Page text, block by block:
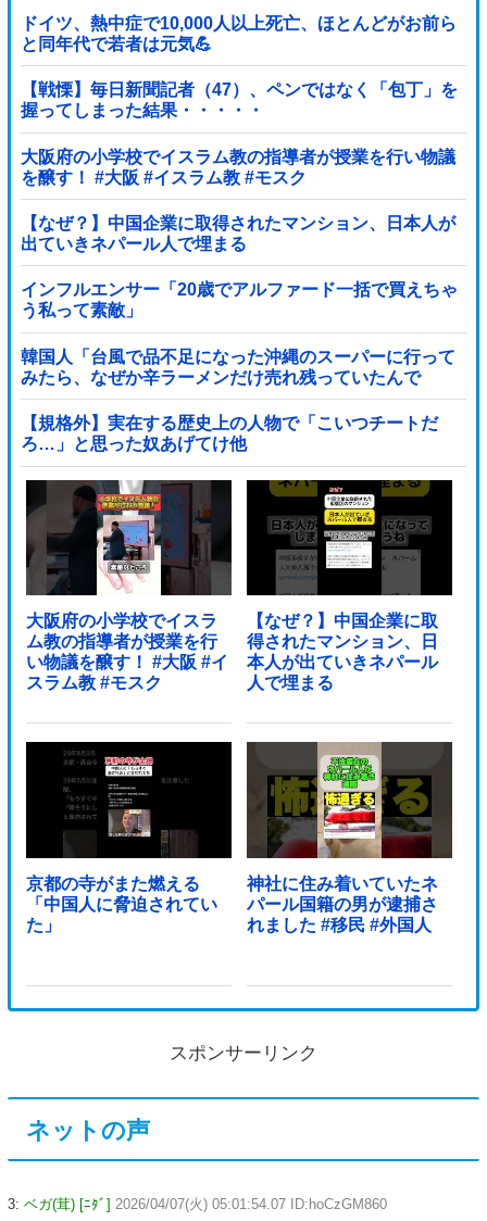
裏目に出すぎて惨事
ドイツ、熱中症で10,000人以上死亡、ほとんどがお前ら
と同年代で若者は元気💪
【戦慄】毎日新聞記者（47）、ペンではなく「包丁」を
握ってしまった結果・・・・・
大阪府の小学校でイスラム教の指導者が授業を行い物議
を醸す！ #大阪 #イスラム教 #モスク
【なぜ？】中国企業に取得されたマンション、日本人が
出ていきネパール人で埋まる
インフルエンサー「20歳でアルファード一括で買えちゃ
う私って素敵」
韓国人「台風で品不足になった沖縄のスーパーに行って
みたら、なぜか辛ラーメンだけ売れ残っていたんで
す…」
【規格外】実在する歴史上の人物で「こいつチートだ
ろ…」と思った奴あげてけ他
大阪府の小学校でイスラ
ム教の指導者が授業を行
い物議を醸す！ #大阪 #イ
スラム教 #モスク
【なぜ？】中国企業に取
得されたマンション、日
本人が出ていきネパール
人で埋まる
京都の寺がまた燃える
「中国人に脅迫されてい
た」
神社に住み着いていたネ
パール国籍の男が逮捕さ
れました #移民 #外国人
スポンサーリンク
ネットの声
3: ベガ(茸) [ﾆﾀﾞ] 2026/04/07(火) 05:01:54.07 ID:hoCzGM860